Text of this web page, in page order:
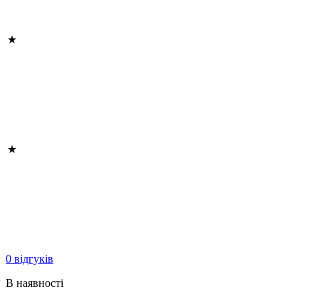
0 відгуків
В наявності